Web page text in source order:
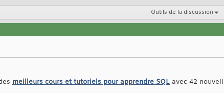
Outils de la discussion
meilleurs cours et tutoriels pour apprendre SQL avec 42